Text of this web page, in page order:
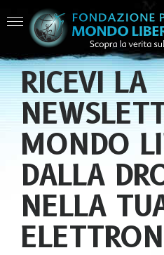
RICEVI LA
MONDO
DALLA
NELLA